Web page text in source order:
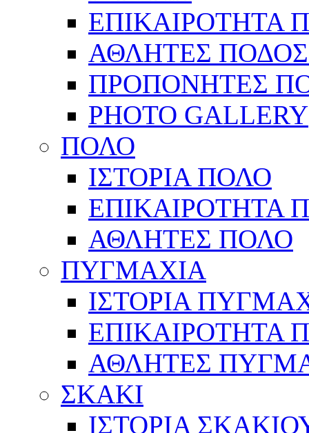
ΕΠΙΚΑΙΡΟΤΗΤΑ
ΑΘΛΗΤΕΣ
ΠΡΟΠΟΝΗΤΕΣ
PHOTO GALLERY
ΠΟΛΟ
ΙΣΤΟΡΙΑ ΠΟΛΟ
ΕΠΙΚΑΙΡΟΤΗΤΑ
ΑΘΛΗΤΕΣ ΠΟΛΟ
ΠΥΓΜΑΧΙΑ
ΙΣΤΟΡΙΑ
ΕΠΙΚΑΙΡΟΤΗΤΑ
ΑΘΛΗΤΕΣ
ΣΚΑΚΙ
ΙΣΤΟΡΙΑ